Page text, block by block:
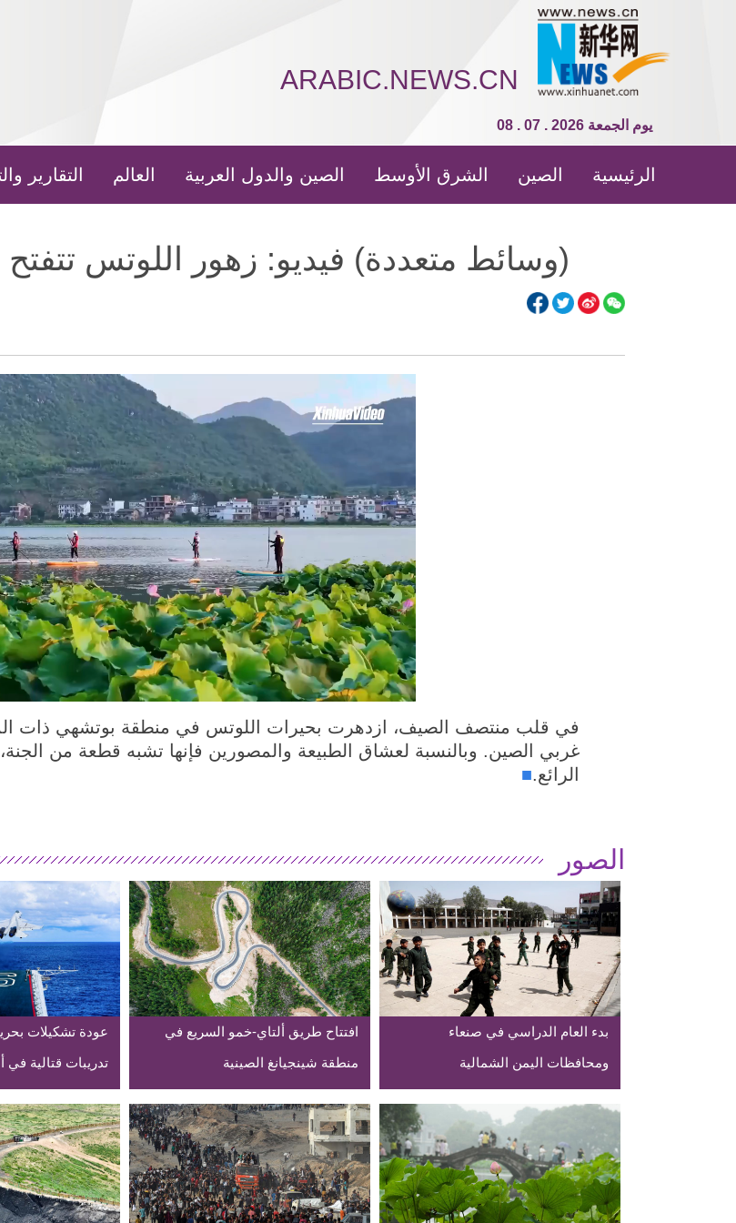
ARABIC.NEWS.CN
08 . 07 . 2026 يوم الجمعة
الرئيسية الصين الشرق الأوسط الصين والدول العربية العالم التقارير
(وسائط متعددة) فيديو: زهور اللوتس
في قلب منتصف الصيف، ازدهرت بحيرات اللوتس في منطقة بوتشهي ذات
غربي الصين. وبالنسبة لعشاق الطبيعة والمصورين فإنها تشبه قطعة من
الرائع.■
الصور
بدء العام الدراسي في صنعاء
ومحافظات اليمن الشمالية
افتتاح طريق ألتاي-خمو السريع في
منطقة شينجيانغ الصينية
عودة تشكيلات
تدريبات قتالية في